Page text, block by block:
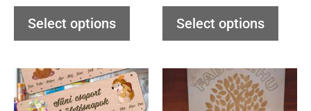
Select options Select options